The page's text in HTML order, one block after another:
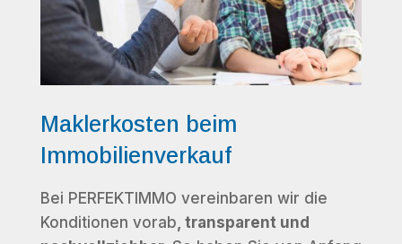
Maklerkosten beim
Immobilienverkauf
Bei PERFEKTIMMO vereinbaren wir die
Konditionen vorab , transparent und